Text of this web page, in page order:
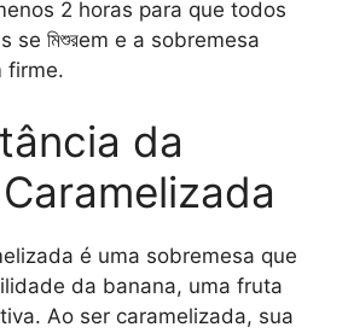
2 horas para que todos
se মিশুরem e a sobremesa
firme.
da
é uma sobremesa que
da banana, uma fruta
Ao ser caramelizada, sua